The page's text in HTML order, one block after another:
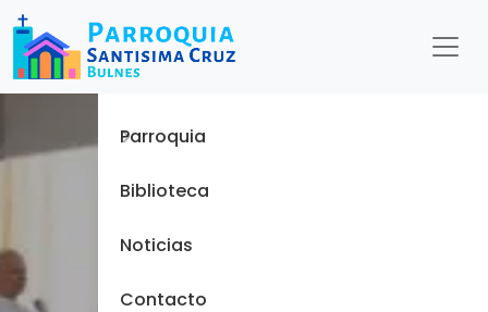
Menu
Inicio
Parroquia
Biblioteca
Noticias
Contacto